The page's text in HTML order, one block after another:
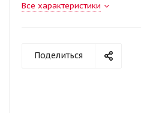
Все характеристики
Поделиться